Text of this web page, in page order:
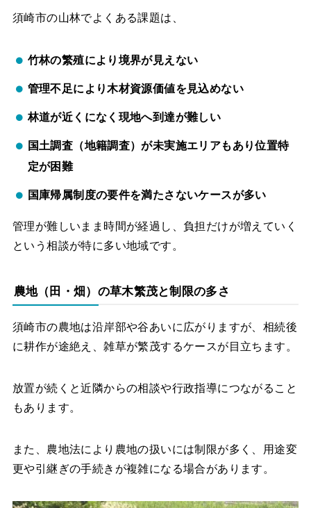
須崎市の山林でよくある課題は、
竹林の繁殖により境界が見えない
管理不足により木材資源価値を見込めない
林道が近くになく現地へ到達が難しい
国土調査（地籍調査）が未実施エリアもあり位置特
定が困難
国庫帰属制度の要件を満たさないケースが多い
管理が難しいまま時間が経過し、負担だけが増えていく
という相談が特に多い地域です。
農地（田・畑）の草木繁茂と制限の多さ
須崎市の農地は沿岸部や谷あいに広がりますが、相続後
に耕作が途絶え、雑草が繁茂するケースが目立ちます。
放置が続くと近隣からの相談や行政指導につながること
もあります。
また、農地法により農地の扱いには制限が多く、用途変
更や引継ぎの手続きが複雑になる場合があります。